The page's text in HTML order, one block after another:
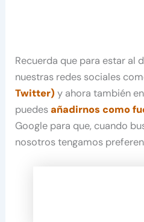
Recuerda que para estar al
nuestras redes sociales
Twitter) y ahora también en
puedesañadirnos como
Google para que, cuando
nosotros tengamos